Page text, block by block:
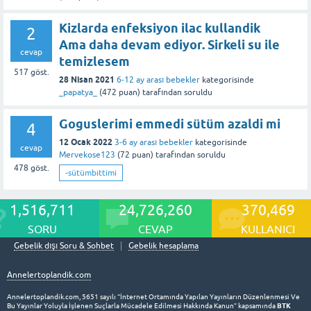
2
cevap
517 göst.
Kizlarda enfeksiyon ilac kullandik
Ama daha devam ediyor. Sirkeli su ile
temizlesem
28 Nisan 2021 6-12 ay arası bebekler kategorisinde
_papatya_
(472 puan) tarafından soruldu
4
cevap
478 göst.
Goguslerimi emmedi sütüm azaldi mi
12 Ocak 2022 3-6 ay arası bebekler kategorisinde
Mervekose123 (72 puan) tarafından soruldu
-sütümbittimi
1,516,711
SORU
24,726,260
CEVAP
370,469
KULLANICI
Gebelik dışı Soru & Sohbet Gebelik hesaplama
Annelertoplandik.com
Annelertoplandik.com, 5651 sayılı “İnternet Ortamında Yapılan Yayınların Düzenlenmesi Ve
Bu Yayınlar Yoluyla İşlenen Suçlarla Mücadele Edilmesi Hakkında Kanun” kapsamındaBTK